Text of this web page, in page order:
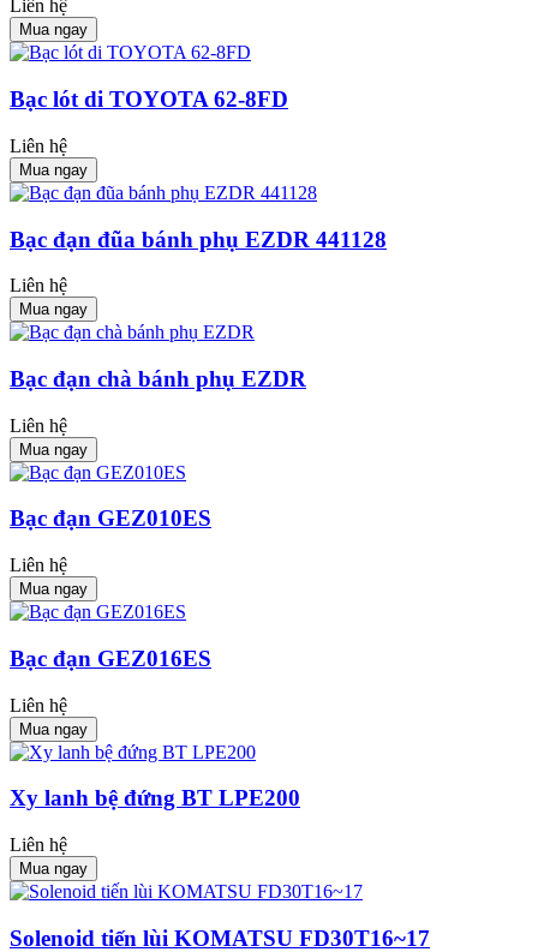
Liên hệ
Mua ngay
Bạc lót di TOYOTA 62-8FD
Liên hệ
Mua ngay
Bạc đạn đũa bánh phụ EZDR 441128
Liên hệ
Mua ngay
Bạc đạn chà bánh phụ EZDR
Liên hệ
Mua ngay
Bạc đạn GEZ010ES
Liên hệ
Mua ngay
Bạc đạn GEZ016ES
Liên hệ
Mua ngay
Xy lanh bệ đứng BT LPE200
Liên hệ
Mua ngay
Solenoid tiến lùi KOMATSU FD30T16~17